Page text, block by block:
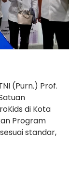
(Purn.) Prof.
di Kota
Program
standar,